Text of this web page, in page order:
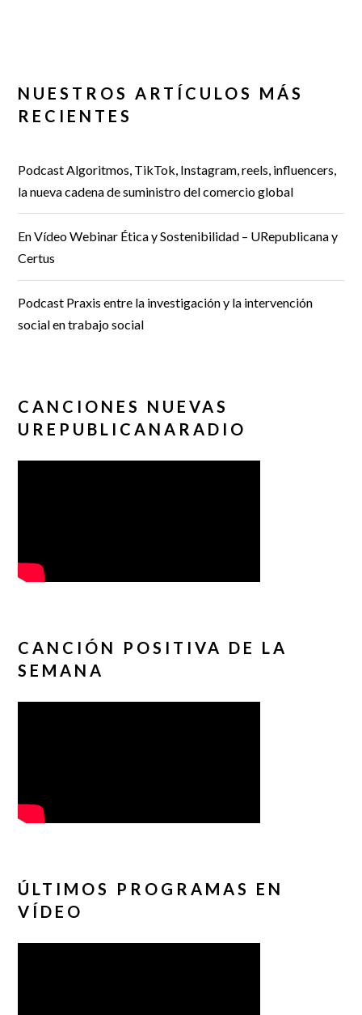
NUESTROS ARTÍCULOS MÁS
RECIENTES
Podcast Algoritmos, TikTok, Instagram, reels, influencers,
la nueva cadena de suministro del comercio global
En Vídeo Webinar Ética y Sostenibilidad – URepublicana y
Certus
Podcast Praxis entre la investigación y la intervención
social en trabajo social
CANCIONES NUEVAS
UREPUBLICANARADIO
CANCIÓN POSITIVA DE LA
SEMANA
ÚLTIMOS PROGRAMAS EN
VÍDEO